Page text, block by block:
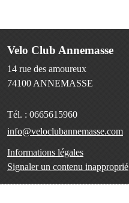
Velo Club Annemasse
14 rue des amoureux
74100 ANNEMASSE
Tél. : 0665615960
info@veloclubannemasse.com
Informations légales
Signaler un contenu inapproprié